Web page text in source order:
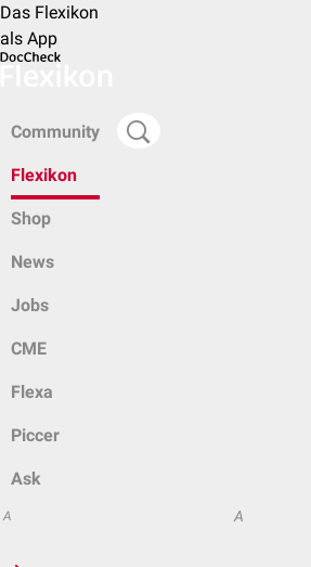
Das Flexikon
als App
Community
Flexikon
Shop
News
Jobs
CME
Flexa
Piccer
Ask
A A